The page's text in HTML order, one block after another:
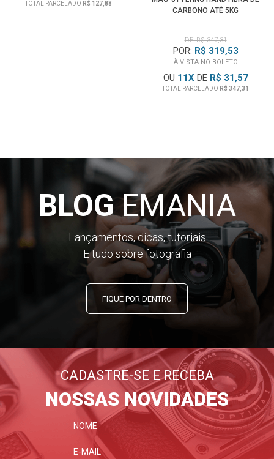
TOTAL PARCELADO R$ 127,88
CARBONO ATÉ 5KG
DE: R$ 347,31
POR: R$ 319,53
À VISTA NO BOLETO
OU 11XDE R$ 31,57
TOTAL PARCELADO R$ 347,31
BLOGEMANIA
Lançamentos, dicas, tutoriais
E tudo sobre fotografia
FIQUE POR DENTRO
CADASTRE-SE E RECEBA
NOSSAS NOVIDADES